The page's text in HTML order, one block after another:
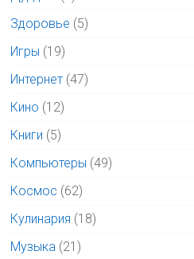
Здоровье (5)
Игры (19)
Интернет (47)
Кино (12)
Книги (5)
Компьютеры (49)
Космос (62)
Кулинария (18)
Музыка (21)